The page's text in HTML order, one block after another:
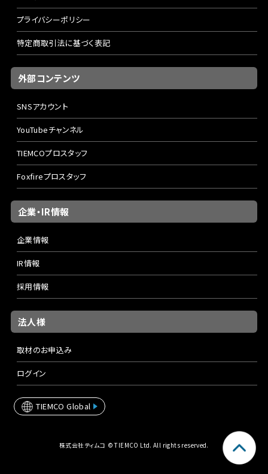
プライバシーポリシー
特定商取引法に基づく表記
外部コンテンツ
SNSアカウント
YouTubeチャンネル
TIEMCOプロスタッフ
Foxfireプロスタッフ
企業・IR情報
企業情報
IR情報
採用情報
法人様
取材のお申込み
ログイン
TIEMCO Global
株式会社ティムコ © TIEMCO Ltd. All rights reserved.